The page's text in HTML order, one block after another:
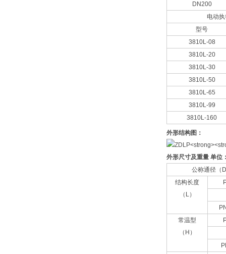
DN200
电动
型号
3810L-08
3810L-20
3810L-30
3810L-50
3810L-65
3810L-99
3810L-160
外形结构图：
外形尺寸及重量 单位
公称通径（
结构长度
（L）
常温型
（H）